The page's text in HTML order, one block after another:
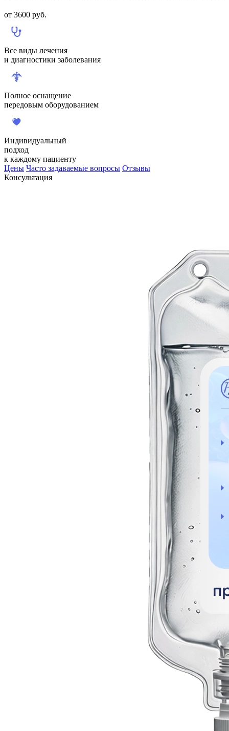
от 3600 руб.
Все виды лечения
и диагностики заболевания
Полное оснащение
передовым оборудованием
Индивидуальный
подход
к каждому пациенту
Цены Часто задаваемые вопросы Отзывы
Консультация